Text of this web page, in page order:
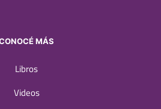
MÁS
Libros
Videos